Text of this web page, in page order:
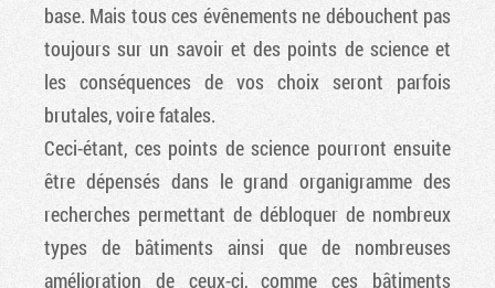
base. Mais tous ces évênements ne débouchent pas
toujours sur un savoir et des points de science et
les conséquences de vos choix seront parfois
brutales, voire fatales.
Ceci-étant, ces points de science pourront ensuite
être dépensés dans le grand organigramme des
recherches permettant de débloquer de nombreux
types de bâtiments ainsi que de nombreuses
amélioration de ceux-ci, comme ces bâtiments